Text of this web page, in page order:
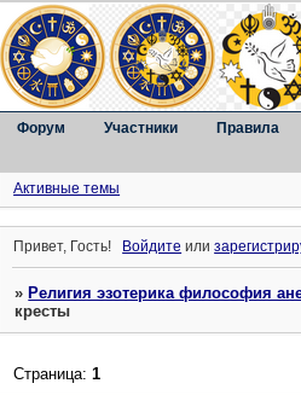
Форум Участники Правила
Активные темы
Привет, Гость! Войдите или
»Религия эзотерика философия
кресты
Страница:1